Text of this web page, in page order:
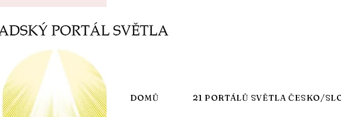
DOMŮ 21 PORTÁLŮ SVĚTLA ČESKO/